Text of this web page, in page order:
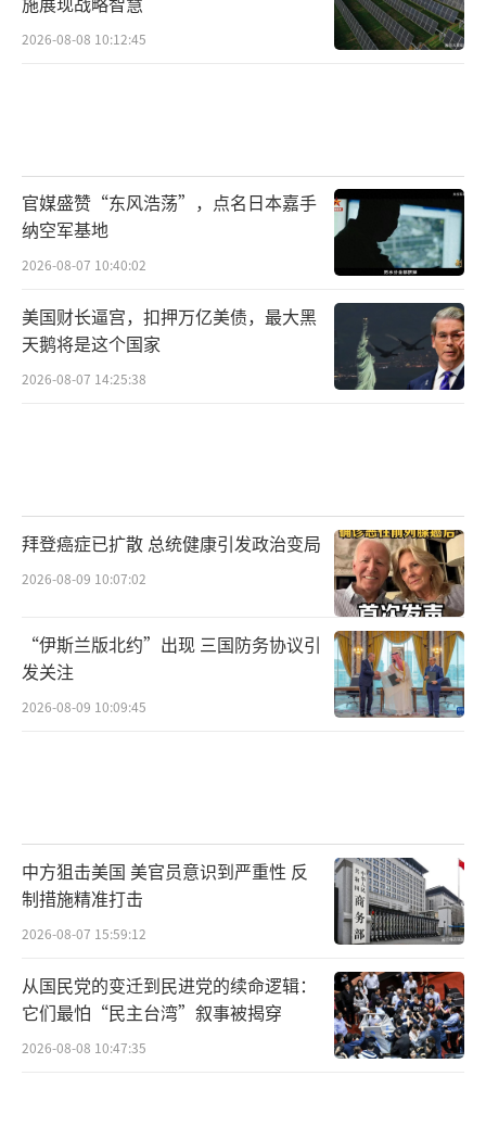
2026-08-08 10:12:45
官媒盛赞“东风浩荡”，点名日本嘉手
纳空军基地
2026-08-07 10:40:02
美国财长逼宫，扣押万亿美债，最大黑
天鹅将是这个国家
2026-08-07 14:25:38
拜登癌症已扩散 总统健康引发政治变局
2026-08-09 10:07:02
“伊斯兰版北约”出现 三国防务协议引
发关注
2026-08-09 10:09:45
中方狙击美国 美官员意识到严重性 反
制措施精准打击
2026-08-07 15:59:12
从国民党的变迁到民进党的续命逻辑：
它们最怕“民主台湾”叙事被揭穿
2026-08-08 10:47:35